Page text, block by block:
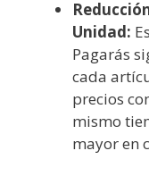
Unidad:
Pagarás
cada
precios
mismo
mayor en